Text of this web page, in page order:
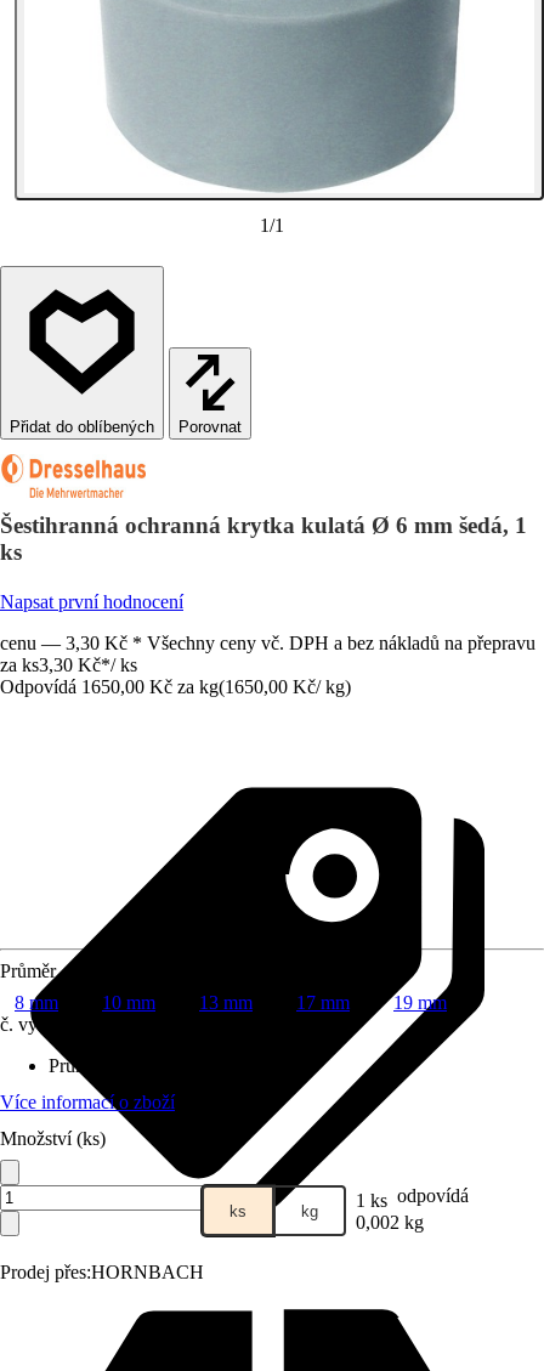
1/1
Porovnat
Šestihranná ochranná krytka kulatá Ø 6 mm šedá, 1
ks
Napsat první hodnocení
cenu — 3,30 Kč * Všechny ceny vč. DPH a bez nákladů na přepravu
za ks3,30 Kč*/ ks
Odpovídá 1650,00 Kč za kg(1650,00 Kč/ kg)
Prodej přes:HORNBACH
Průměr
8 mm
10 mm 13 mm 17 mm
19 mm
č. výrobku
Průměr
Více informací o zboží
Množství (ks)
ks kg 1 ks odpovídá
0,002 kg